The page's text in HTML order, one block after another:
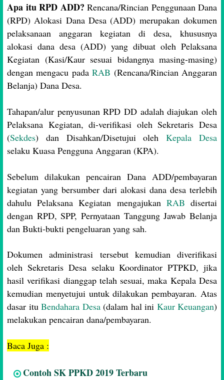
Apa itu RPD ADD? Rencana/Rincian Penggunaan Dana
(RPD) Alokasi Dana Desa (ADD) merupakan dokumen
pelaksanaan anggaran kegiatan di desa, khususnya
alokasi dana desa (ADD) yang dibuat oleh Pelaksana
Kegiatan (Kasi/Kaur sesuai bidangnya masing-masing)
dengan mengacu padaRAB (Rencana/Rincian Anggaran
Belanja) Dana Desa.
Tahapan/alur penyusunan RPD DD adalah diajukan oleh
Pelaksana Kegiatan, di-verifikasi oleh Sekretaris Desa
(Sekdes) dan Disahkan/Disetujui olehKepala Desa
selaku Kuasa Pengguna Anggaran (KPA).
Sebelum dilakukan pencairan Dana ADD/pembayaran
kegiatan yang bersumber dari alokasi dana desa terlebih
dahulu Pelaksana Kegiatan mengajukan RAB disertai
dengan RPD, SPP, Pernyataan Tanggung Jawab Belanja
dan Bukti-bukti pengeluaran yang sah.
Dokumen administrasi tersebut kemudian diverifikasi
oleh Sekretaris Desa selaku Koordinator PTPKD, jika
hasil verifikasi dianggap telah sesuai, maka Kepala Desa
kemudian menyetujui untuk dilakukan pembayaran. Atas
dasar itu Bendahara Desa(dalam hal ini Kaur Keuangan)
melakukan pencairan dana/pembayaran.
Baca Juga :
Contoh SK PPKD 2019 Terbaru